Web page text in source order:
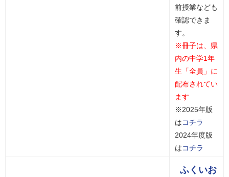
前授業なども
確認できま
す。
※冊子は、県
内の中学1年
生「全員」に
配布されてい
ます
※2025年版
はコチラ
2024年度版
はコチラ
ふくいお